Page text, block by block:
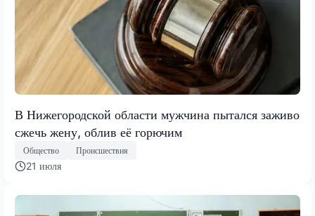
В Нижегородской области мужчина пытался заживо
сжечь жену, облив её горючим
Общество Происшествия
21 июля